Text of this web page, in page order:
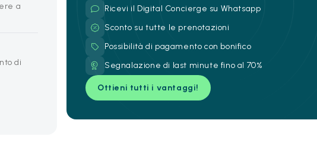
a
di
Ricevi il Digital Concierge su Whatsapp
Sconto su tutte le prenotazioni
Possibilità di pagamento con bonifico
Segnalazione di last minute fino al 70%
Ottieni tutti i vantaggi!